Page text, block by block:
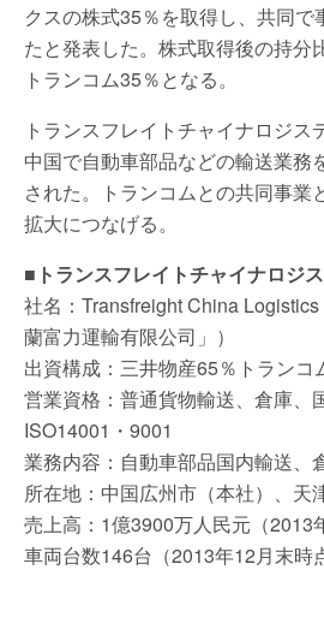
クスの株式35％を取得し、共同で
たと発表した。株式取得後の持分
トランコム35％となる。
トランスフレイトチャイナロジス
中国で自動車部品などの輸送業務
された。トランコムとの共同事業
拡大につなげる。
■トランスフレイトチャイナロジ
社名：Transfreight China
蘭富力運輸有限公司」）
出資構成：三井物産65％トランコ
営業資格：普通貨物輸送、倉庫、
ISO14001・9001
業務内容：自動車部品国内輸送、
所在地：中国広州市（本社）、天
売上高：1億3900万人民元（2013
車両台数146台（2013年12月末時